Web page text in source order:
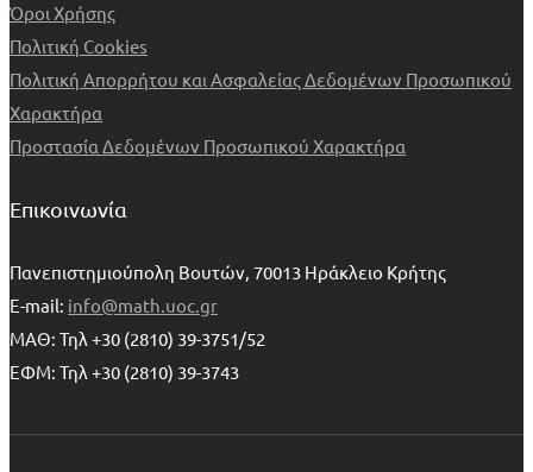
Όροι Χρήσης
Πολιτική Cookies
Πολιτική Απορρήτου και Ασφαλείας Δεδομένων Προσωπικού
Χαρακτήρα
Προστασία Δεδομένων Προσωπικού Χαρακτήρα
Επικοινωνία
Πανεπιστημιούπολη Βουτών, 70013 Ηράκλειο Κρήτης
E-mail: info@math.uoc.gr
ΜΑΘ: Τηλ +30 (2810) 39-3751/52
ΕΦΜ: Τηλ +30 (2810) 39-3743